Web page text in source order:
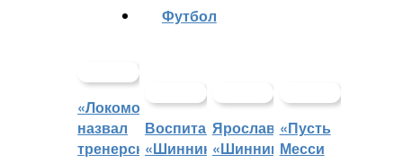
«Локомотив»
назвал
тренерский
Футбол
Воспитанники
«Шинника»
Ярославский
«Шинник»
«Пусть
Месси